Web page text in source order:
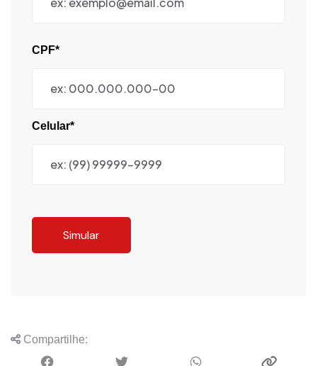
CPF*
Celular*
Simular
Compartilhe: